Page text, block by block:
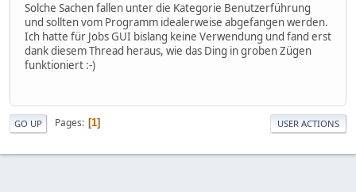
Solche Sachen fallen unter die Kategorie Benutzerführung
und sollten vom Programm idealerweise abgefangen werden.
Ich hatte für Jobs GUI bislang keine Verwendung und fand erst
dank diesem Thread heraus, wie das Ding in groben Zügen
funktioniert :-)
GO UP Pages 1 USER ACTIONS